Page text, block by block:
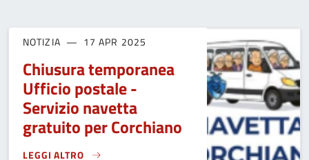
NOTIZIA 17 APR 2025
Chiusura temporanea
Ufficio postale -
Servizio navetta
gratuito per Corchiano
LEGGI ALTRO